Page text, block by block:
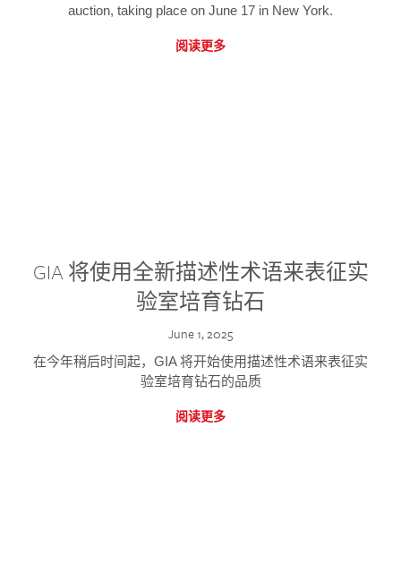
auction, taking place on June 17 in New York.
阅读更多
GIA 将使用全新描述性术语来表征实
验室培育钻石
June 1, 2025
在今年稍后时间起，GIA 将开始使用描述性术语来表征实
验室培育钻石的品质
阅读更多